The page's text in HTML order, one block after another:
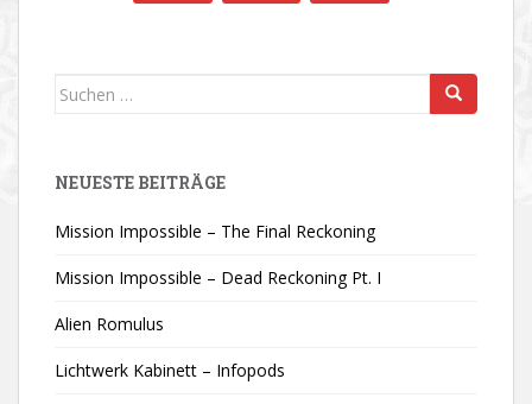
Suchen
NEUESTE BEITRÄGE
Mission Impossible – The Final Reckoning
Mission Impossible – Dead Reckoning Pt. I
Alien Romulus
Lichtwerk Kabinett – Infopods